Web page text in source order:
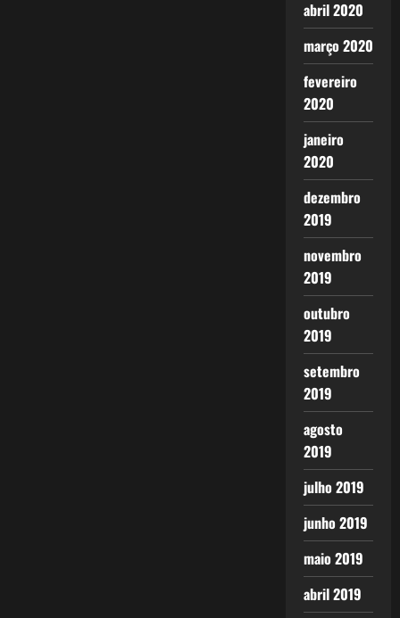
abril 2020
março 2020
fevereiro
2020
janeiro
2020
dezembro
2019
novembro
2019
outubro
2019
setembro
2019
agosto
2019
julho 2019
junho 2019
maio 2019
abril 2019